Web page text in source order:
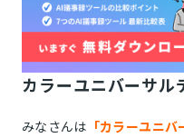
カラーユニバーサル
みなさんは 「カラーユニバ